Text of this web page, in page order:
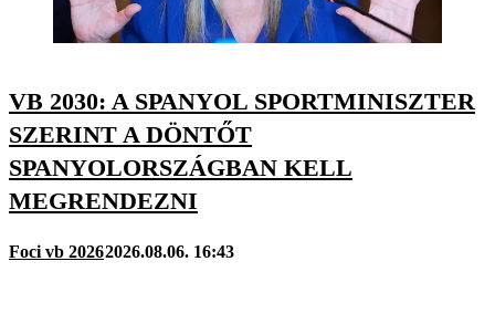
VB 2030: A SPANYOL SPORTMINISZTER
SZERINT A DÖNTŐT
SPANYOLORSZÁGBAN KELL
MEGRENDEZNI
Foci vb 20262026.08.06. 16:43